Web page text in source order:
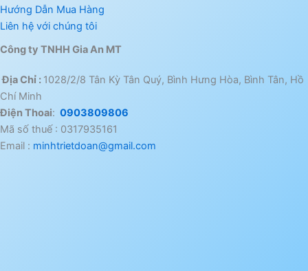
Hướng Dẫn Mua Hàng
Liên hệ với chúng tôi
Công ty TNHH Gia An MT
Địa Chỉ : 1028/2/8 Tân Kỳ Tân Quý, Bình Hưng Hòa, Bình Tân, Hồ
Chí Minh
Điện Thoai: 0903809806
Mã số thuế : 0317935161
Email : minhtrietdoan@gmail.com